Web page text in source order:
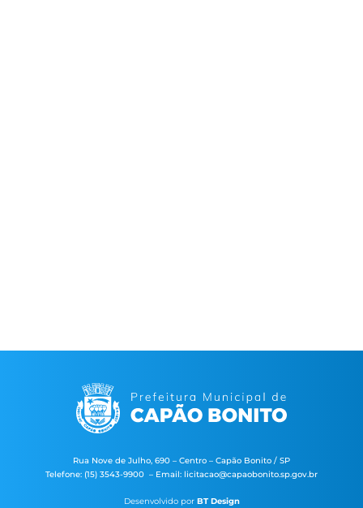
Rua Nove de Julho, 690 – Centro – Capão Bonito / SP
Telefone: (15) 3543-9900 – Email: licitacao@capaobonito.sp.gov.br
Desenvolvido por BT Design